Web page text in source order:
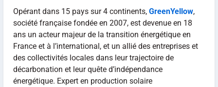
Opérant dans 15 pays sur 4 continents, GreenYellow,
société française fondée en 2007, est devenue en 18
ans un acteur majeur de la transition énergétique en
France et à l’international, et un allié des entreprises et
des collectivités locales dans leur trajectoire de
décarbonation et leur quête d’indépendance
énergétique. Expert en production solaire